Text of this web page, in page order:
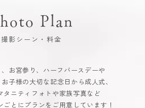
Plan
撮影シーン・料金
、お宮参り、ハーフバースデーや
子様の大切な記念日から成人式、
タニティフォトや家族写真など
とにプランをご用意しています！